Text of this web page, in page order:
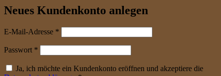
Neues Kundenkonto anlegen
E-Mail-Adresse *
Passwort *
Ja, ich möchte ein Kundenkonto eröffnen und akzeptiere die